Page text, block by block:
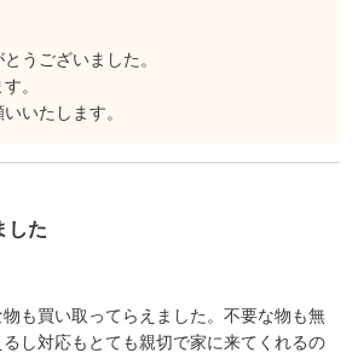
うございました。
。
いたします。
した
も買い取ってらえました。不要な物も無
し対応もとても親切で家に来てくれるの